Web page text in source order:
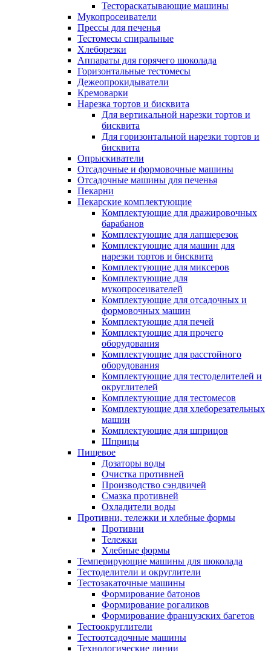
Тестораскатывающие машины
Мукопросеиватели
Прессы для печенья
Тестомесы спиральные
Хлеборезки
Аппараты для горячего шоколада
Горизонтальные тестомесы
Дежеопрокидыватели
Кремоварки
Нарезка тортов и бисквита
Для вертикальной нарезки тортов и
бисквита
Для горизонтальной нарезки тортов и
бисквита
Опрыскиватели
Отсадочные и формовочные машины
Отсадочные машины для печенья
Пекарни
Пекарские комплектующие
Комплектующие для дражировочных
барабанов
Комплектующие для лапшерезок
Комплектующие для машин для
нарезки тортов и бисквита
Комплектующие для миксеров
Комплектующие для
мукопросеивателей
Комплектующие для отсадочных и
формовочных машин
Комплектующие для печей
Комплектующие для прочего
оборудования
Комплектующие для расстойного
оборудования
Комплектующие для тестоделителей и
округлителей
Комплектующие для тестомесов
Комплектующие для хлеборезательных
машин
Комплектующие для шприцов
Шприцы
Пищевое
Дозаторы воды
Очистка противней
Производство сэндвичей
Смазка противней
Охладители воды
Противни, тележки и хлебные формы
Противни
Тележки
Хлебные формы
Темперирующие машины для шоколада
Тестоделители и округлители
Тестозакаточные машины
Формирование батонов
Формирование рогаликов
Формирование французских багетов
Тестоокруглители
Тестоотсадочные машины
Технологические линии